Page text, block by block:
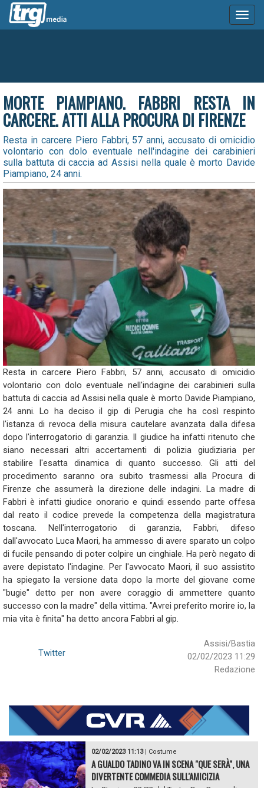
MORTE PIAMPIANO. FABBRI RESTA IN
CARCERE. ATTI ALLA PROCURA DI FIRENZE
Resta in carcere Piero Fabbri, 57 anni, accusato di omicidio
volontario con dolo eventuale nell'indagine dei carabinieri
sulla battuta di caccia ad Assisi nella quale è morto Davide
Piampiano, 24 anni.
Resta in carcere Piero Fabbri, 57 anni, accusato di omicidio
volontario con dolo eventuale nell'indagine dei carabinieri sulla
battuta di caccia ad Assisi nella quale è morto Davide Piampiano,
24 anni. Lo ha deciso il gip di Perugia che ha così respinto
l'istanza di revoca della misura cautelare avanzata dalla difesa
dopo l'interrogatorio di garanzia. Il giudice ha infatti ritenuto che
siano necessari altri accertamenti di polizia giudiziaria per
stabilire l'esatta dinamica di quanto successo. Gli atti del
procedimento saranno ora subito trasmessi alla Procura di
Firenze che assumerà la direzione delle indagini. La madre di
Fabbri è infatti giudice onorario e quindi essendo parte offesa
dal reato il codice prevede la competenza della magistratura
toscana. Nell'interrogatorio di garanzia, Fabbri, difeso
dall'avvocato Luca Maori, ha ammesso di avere sparato un colpo
di fucile pensando di poter colpire un cinghiale. Ha però negato di
avere depistato l'indagine. Per l'avvocato Maori, il suo assistito
ha spiegato la versione data dopo la morte del giovane come
"bugie" detto per non avere coraggio di ammettere quanto
successo con la madre" della vittima. "Avrei preferito morire io, la
mia vita è finita" ha detto ancora Fabbri al gip.
Assisi/Bastia
02/02/2023 11:29
Redazione
Twitter
02/02/2023 11:13| Costume
A GUALDO TADINO VA IN SCENA "QUE SERÀ", UNA
DIVERTENTE COMMEDIA SULL'AMICIZIA